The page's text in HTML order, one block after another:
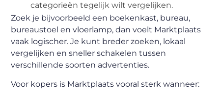
categorieën tegelijk wilt vergelijken.
Zoek je bijvoorbeeld een boekenkast, bureau,
bureaustoel en vloerlamp, dan voelt Marktplaats
vaak logischer. Je kunt breder zoeken, lokaal
vergelijken en sneller schakelen tussen
verschillende soorten advertenties.
Voor kopers is Marktplaats vooral sterk wanneer: